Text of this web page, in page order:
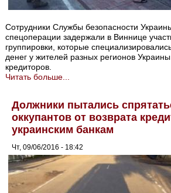
Сотрудники Службы безопасности
спецоперации задержали в Виннице
группировки, которые
денег у жителей разных регионов
кредиторов.
Читать больше...
Должники пытались
оккупантов от возврата
украинским банкам
Чт, 09/06/2016 - 18:42